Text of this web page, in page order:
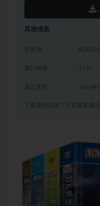
其他信息
有效期 购买后
累计销量 1130
2024年
下载遇到问题？可联系客服